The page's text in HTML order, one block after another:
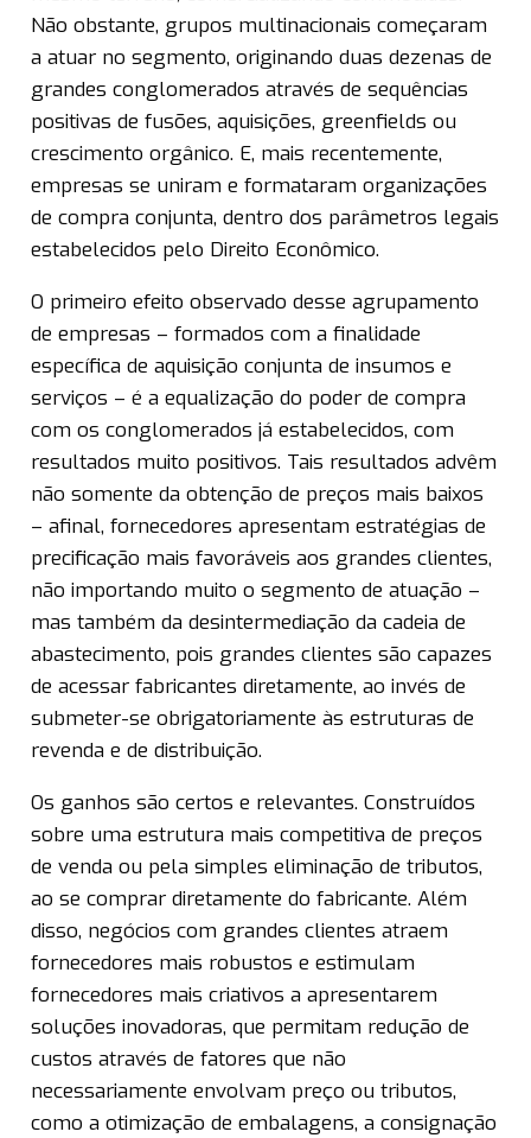
Não obstante, grupos multinacionais começaram
a atuar no segmento, originando duas dezenas de
grandes conglomerados através de sequências
positivas de fusões, aquisições, greenfields ou
crescimento orgânico. E, mais recentemente,
empresas se uniram e formataram organizações
de compra conjunta, dentro dos parâmetros legais
estabelecidos pelo Direito Econômico.
O primeiro efeito observado desse agrupamento
de empresas – formados com a finalidade
específica de aquisição conjunta de insumos e
serviços – é a equalização do poder de compra
com os conglomerados já estabelecidos, com
resultados muito positivos. Tais resultados advêm
não somente da obtenção de preços mais baixos
– afinal, fornecedores apresentam estratégias de
precificação mais favoráveis aos grandes clientes,
não importando muito o segmento de atuação –
mas também da desintermediação da cadeia de
abastecimento, pois grandes clientes são capazes
de acessar fabricantes diretamente, ao invés de
submeter-se obrigatoriamente às estruturas de
revenda e de distribuição.
Os ganhos são certos e relevantes. Construídos
sobre uma estrutura mais competitiva de preços
de venda ou pela simples eliminação de tributos,
ao se comprar diretamente do fabricante. Além
disso, negócios com grandes clientes atraem
fornecedores mais robustos e estimulam
fornecedores mais criativos a apresentarem
soluções inovadoras, que permitam redução de
custos através de fatores que não
necessariamente envolvam preço ou tributos,
como a otimização de embalagens, a consignação